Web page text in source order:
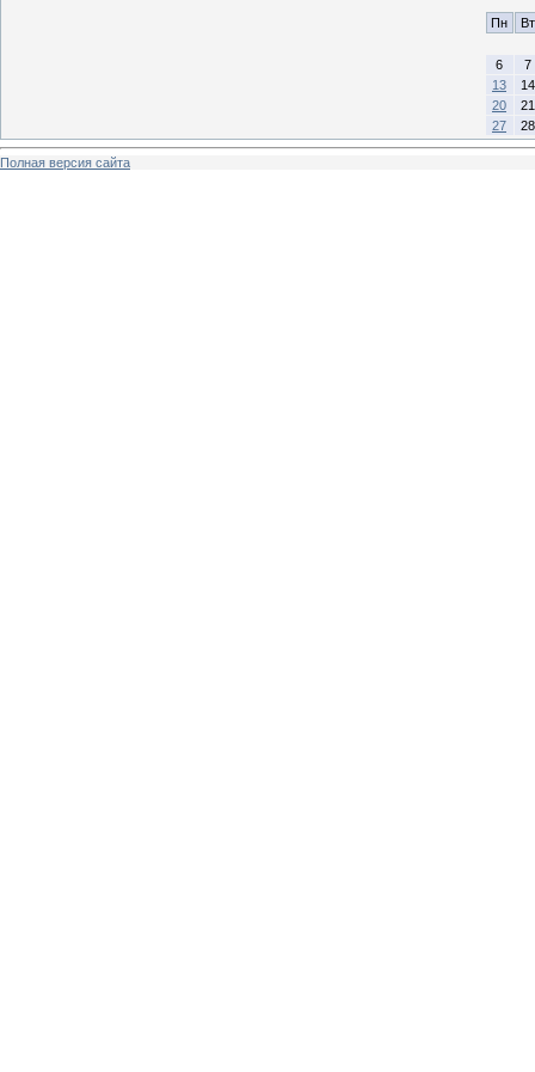
Пн Вт
6
7
13
14
20
21
27
28
Полная версия сайта